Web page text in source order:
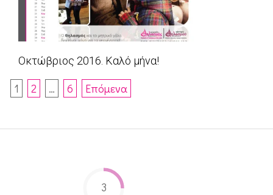
Οκτώβριος 2016. Καλό μήνα!
2016-
10-
Πλοήγηση
άρθρων
1 2 … 6 Επόμενα
3